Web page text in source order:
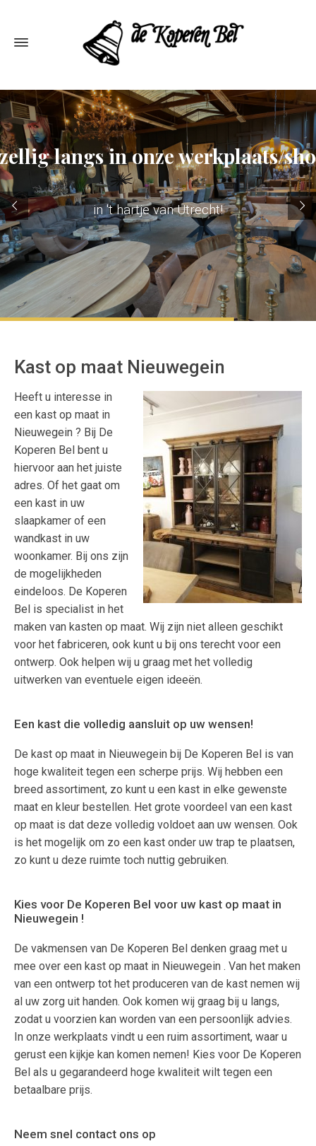
in 't hartje van Utrecht!
langs in onze werkplaats/
Kast op maat Nieuwegein
Heeft u interesse in
een kast op maat in
Nieuwegein ? Bij De
Koperen Bel bent u
hiervoor aan het juiste
adres. Of het gaat om
een kast in uw
slaapkamer of een
wandkast in uw
woonkamer. Bij ons zijn
de mogelijkheden
eindeloos. De Koperen
Bel is specialist in het
maken van kasten op maat. Wij zijn niet alleen geschikt
voor het fabriceren, ook kunt u bij ons terecht voor een
ontwerp. Ook helpen wij u graag met het volledig
uitwerken van eventuele eigen ideeën.
Een kast die volledig aansluit op uw wensen!
De kast op maat in Nieuwegein bij De Koperen Bel is van
hoge kwaliteit tegen een scherpe prijs. Wij hebben een
breed assortiment, zo kunt u een kast in elke gewenste
maat en kleur bestellen. Het grote voordeel van een kast
op maat is dat deze volledig voldoet aan uw wensen. Ook
is het mogelijk om zo een kast onder uw trap te plaatsen,
zo kunt u deze ruimte toch nuttig gebruiken.
Kies voor De Koperen Bel voor uw kast op maat in
Nieuwegein !
De vakmensen van De Koperen Bel denken graag met u
mee over een kast op maat in Nieuwegein . Van het maken
van een ontwerp tot het produceren van de kast nemen wij
al uw zorg uit handen. Ook komen wij graag bij u langs,
zodat u voorzien kan worden van een persoonlijk advies.
In onze werkplaats vindt u een ruim assortiment, waar u
gerust een kijkje kan komen nemen! Kies voor De Koperen
Bel als u gegarandeerd hoge kwaliteit wilt tegen een
betaalbare prijs.
Neem snel contact ons op